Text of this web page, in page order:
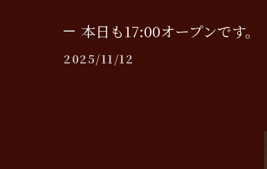
本日も17:00オープンです。
2025/11/12